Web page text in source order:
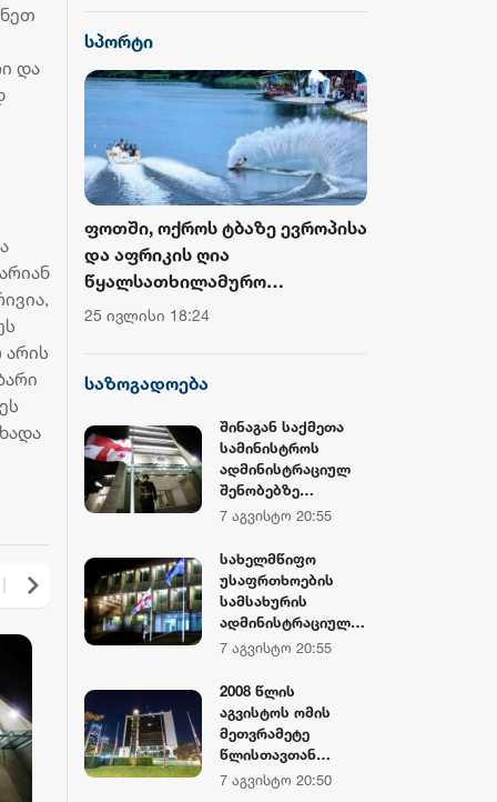
და
არის
ვერტმფრენი“ -
წინასწარმეტყველე
სპორტი
ფოთში, ოქროს ტბაზე ევროპისა
და აფრიკის ღია
წყალსათხილამურო
ჩემპიონატის მეორე საშეჯიბრო
25 ივლისი 18:24
საზოგადოება
შინაგან საქმეთა
სამინისტროს
ადმინისტრაციულ
შენობებზე
სახელმწიფო
დაშვებულია
7 აგვისტო 20:55
სახელმწიფო
უსაფრთხოების
სამსახურის
ადმინისტრაციულ
შენობებზე
დროშები
დაშვებულია
7 აგვისტო 20:55
2008 წლის
აგვისტოს ომის
მეთვრამეტე
წლისთავთან
დაკავშირებით,
7 აგვისტო 20:50